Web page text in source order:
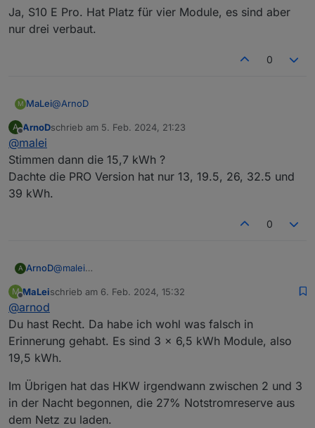
ich habe nur 15700 Wh
Dann werden die Werte vom E3DC falsch übertragen.
Es gibt bei einigen Typen Probleme beim Auslesen der
Werte über RSCP, dein Hauskraftwerk gehört wohl
Wie viele Batteriemodule sind bei dir eingebaut 3 ?
Was hast du für ein Typ ? S10 E Pro ? dann wären 19,5
Ja, S10 E Pro. Hat Platz für vier Module, es sind aber
nur drei verbaut.
0
M MaLei@ArnoD
Ja, S10 E Pro. Hat Platz für vier Module, es sind aber nur
A
Offline
ArnoDschrieb am 5. Feb. 2024, 21:23
zuletzt editiert von
@malei
Stimmen dann die 15,7 kWh ?
Dachte die PRO Version hat nur 13, 19.5, 26, 32.5 und
39 kWh.
0
A ArnoD@malei
Dachte die PRO Version hat nur 13, 19.5, 26, 32.5 und
M
Offline
MaLeischrieb am 6. Feb. 2024, 15:32
zuletzt editiert von
@arnod
Du hast Recht. Da habe ich wohl was falsch in
Erinnerung gehabt. Es sind 3 x 6,5 kWh Module, also
19,5 kWh.
Im Übrigen hat das HKW irgendwann zwischen 2 und 3
in der Nacht begonnen, die 27% Notstromreserve aus
dem Netz zu laden.